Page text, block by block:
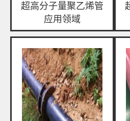
超高分子量聚乙烯管
应用领域